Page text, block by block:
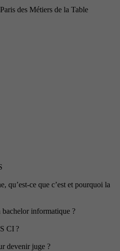
des Métiers de la Table
qu’est-ce que c’est et pourquoi la
informatique ?
CI ?
devenir juge ?